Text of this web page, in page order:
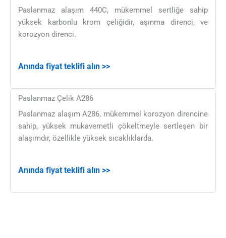
Paslanmaz alaşım 440C, mükemmel sertliğe sahip
yüksek karbonlu krom çeliğidir, aşınma direnci, ve
korozyon direnci.
Anında fiyat teklifi alın >>
Paslanmaz Çelik A286
Paslanmaz alaşım A286, mükemmel korozyon direncine
sahip, yüksek mukavemetli çökeltmeyle sertleşen bir
alaşımdır, özellikle yüksek sıcaklıklarda.
Anında fiyat teklifi alın >>